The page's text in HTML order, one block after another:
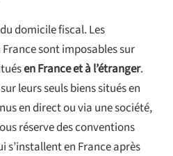
domicile fiscal. Les
sont imposables sur
en France et à l’étranger.
leurs seuls biens situés en
en direct ou via une société,
réserve des conventions
s’installent en France après